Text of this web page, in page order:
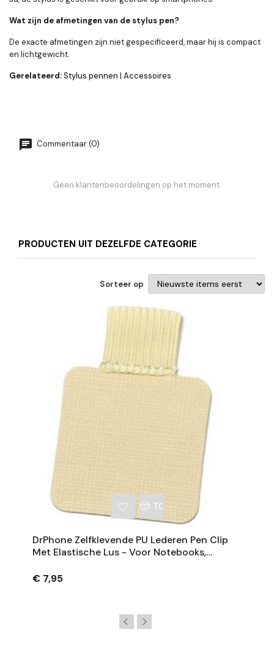
Wat zijn de afmetingen van de stylus pen?
De exacte afmetingen zijn niet gespecificeerd, maar hij is compact
en lichtgewicht.
Gerelateerd:Stylus pennen | Accessoires
Commentaar (0)
Geen klantenbeoordelingen op het moment.
PRODUCTEN UIT DEZELFDE CATEGORIE
Sorteer op
TOEVOEGEN AAN
DrPhone Zelfklevende PU Lederen Pen Clip
Met Elastische Lus - Voor Notebooks,
€ 7,95